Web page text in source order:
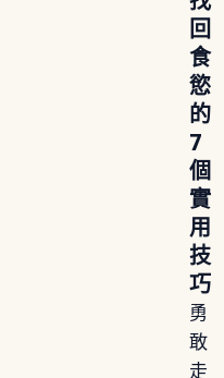
回
食
慾
的
7
個
實
用
技
巧
勇
敢
走